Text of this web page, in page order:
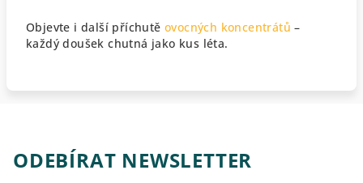
Objevte i další příchutě ovocných koncentrátů –
každý doušek chutná jako kus léta.
ODEBÍRAT NEWSLETTER